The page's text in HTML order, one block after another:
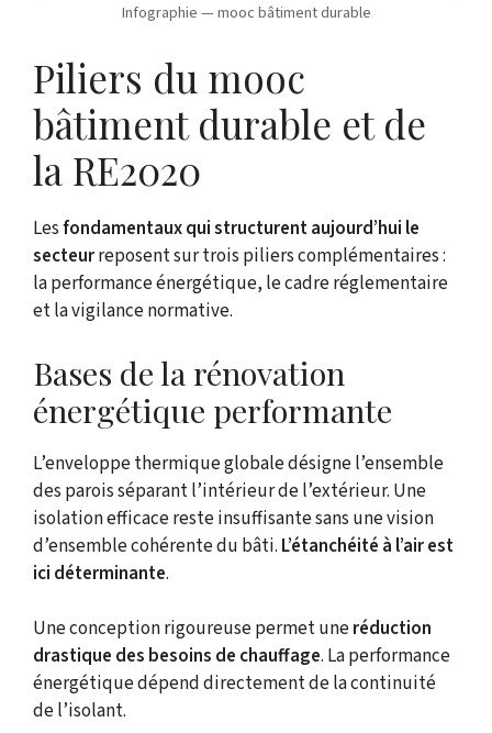
Infographie — mooc bâtiment durable
Piliers du mooc
bâtiment durable et de
la RE2020
Lesfondamentaux qui structurent aujourd’hui le
secteurreposent sur trois piliers complémentaires :
la performance énergétique, le cadre réglementaire
et la vigilance normative.
Bases de la rénovation
énergétique performante
L’enveloppe thermique globale désigne l’ensemble
des parois séparant l’intérieur de l’extérieur. Une
isolation efficace reste insuffisante sans une vision
d’ensemble cohérente du bâti. L’étanchéité à l’air est
ici déterminante.
Une conception rigoureuse permet uneréduction
drastique des besoins de chauffage. La performance
énergétique dépend directement de la continuité
de l’isolant.